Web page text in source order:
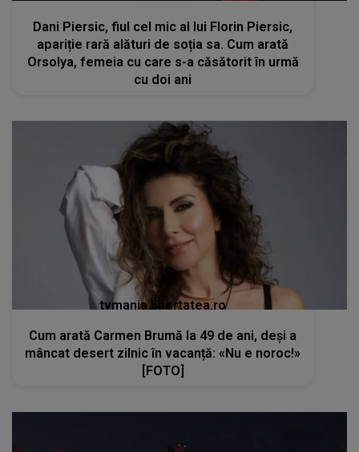
Dani Piersic, fiul cel mic al lui Florin Piersic,
apariție rară alături de soția sa. Cum arată
Orsolya, femeia cu care s-a căsătorit în urmă
cu doi ani
tvmania.libertatea.ro
Cum arată Carmen Brumă la 49 de ani, deși a
mâncat desert zilnic în vacanță: «Nu e noroc!»
[FOTO]